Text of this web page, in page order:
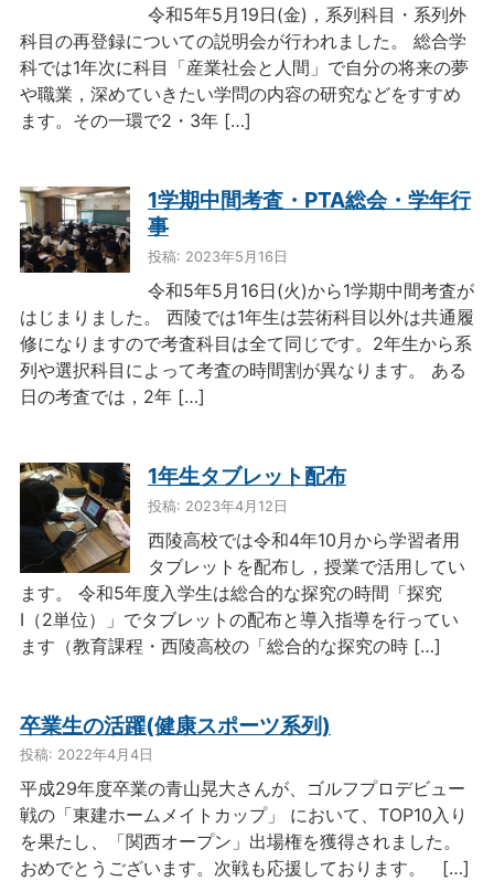
令和5年5月19日(金)，系列科目・系列外
科目の再登録についての説明会が行われました。 総合学
科では1年次に科目「産業社会と人間」で自分の将来の夢
や職業，深めていきたい学問の内容の研究などをすすめ
ます。その一環で2・3年 […]
1学期中間考査・PTA総会・学年行
事
投稿: 2023年5月16日
令和5年5月16日(火)から1学期中間考査が
はじまりました。 西陵では1年生は芸術科目以外は共通履
修になりますので考査科目は全て同じです。2年生から系
列や選択科目によって考査の時間割が異なります。 ある
日の考査では，2年 […]
1年生タブレット配布
投稿: 2023年4月12日
西陵高校では令和4年10月から学習者用
タブレットを配布し，授業で活用してい
ます。 令和5年度入学生は総合的な探究の時間「探究
Ⅰ（2単位）」でタブレットの配布と導入指導を行ってい
ます（教育課程・西陵高校の「総合的な探究の時 […]
卒業生の活躍(健康スポーツ系列)
投稿: 2022年4月4日
平成29年度卒業の青山晃大さんが、ゴルフプロデビュー
戦の「東建ホームメイトカップ」 において、TOP10入り
を果たし、「関西オープン」出場権を獲得されました。
おめでとうございます。次戦も応援しております。 […]